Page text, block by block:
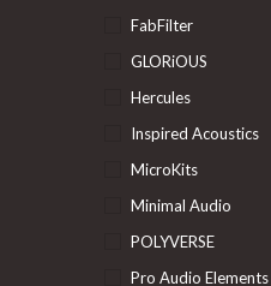
FabFilter
GLORiOUS
Hercules
Inspired Acoustics
MicroKits
Minimal Audio
POLYVERSE
Pro Audio Elements